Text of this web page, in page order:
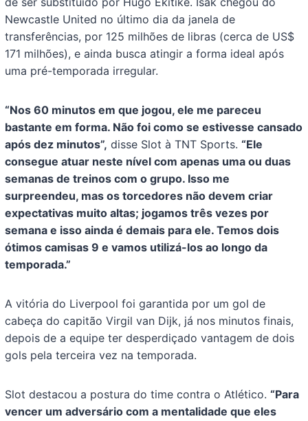
Newcastle United no último dia da janela de
transferências, por 125 milhões de libras (cerca de US$
171 milhões), e ainda busca atingir a forma ideal após
uma pré-temporada irregular.
“Nos 60 minutos em que jogou, ele me pareceu
bastante em forma. Não foi como se estivesse cansado
após dez minutos”, disse Slot à TNT Sports.“Ele
consegue atuar neste nível com apenas uma ou duas
semanas de treinos com o grupo. Isso me
surpreendeu, mas os torcedores não devem criar
expectativas muito altas; jogamos três vezes por
semana e isso ainda é demais para ele. Temos dois
ótimos camisas 9 e vamos utilizá-los ao longo da
temporada.”
A vitória do Liverpool foi garantida por um gol de
cabeça do capitão Virgil van Dijk, já nos minutos finais,
depois de a equipe ter desperdiçado vantagem de dois
gols pela terceira vez na temporada.
Slot destacou a postura do time contra o Atlético.“Para
vencer um adversário com a mentalidade que eles